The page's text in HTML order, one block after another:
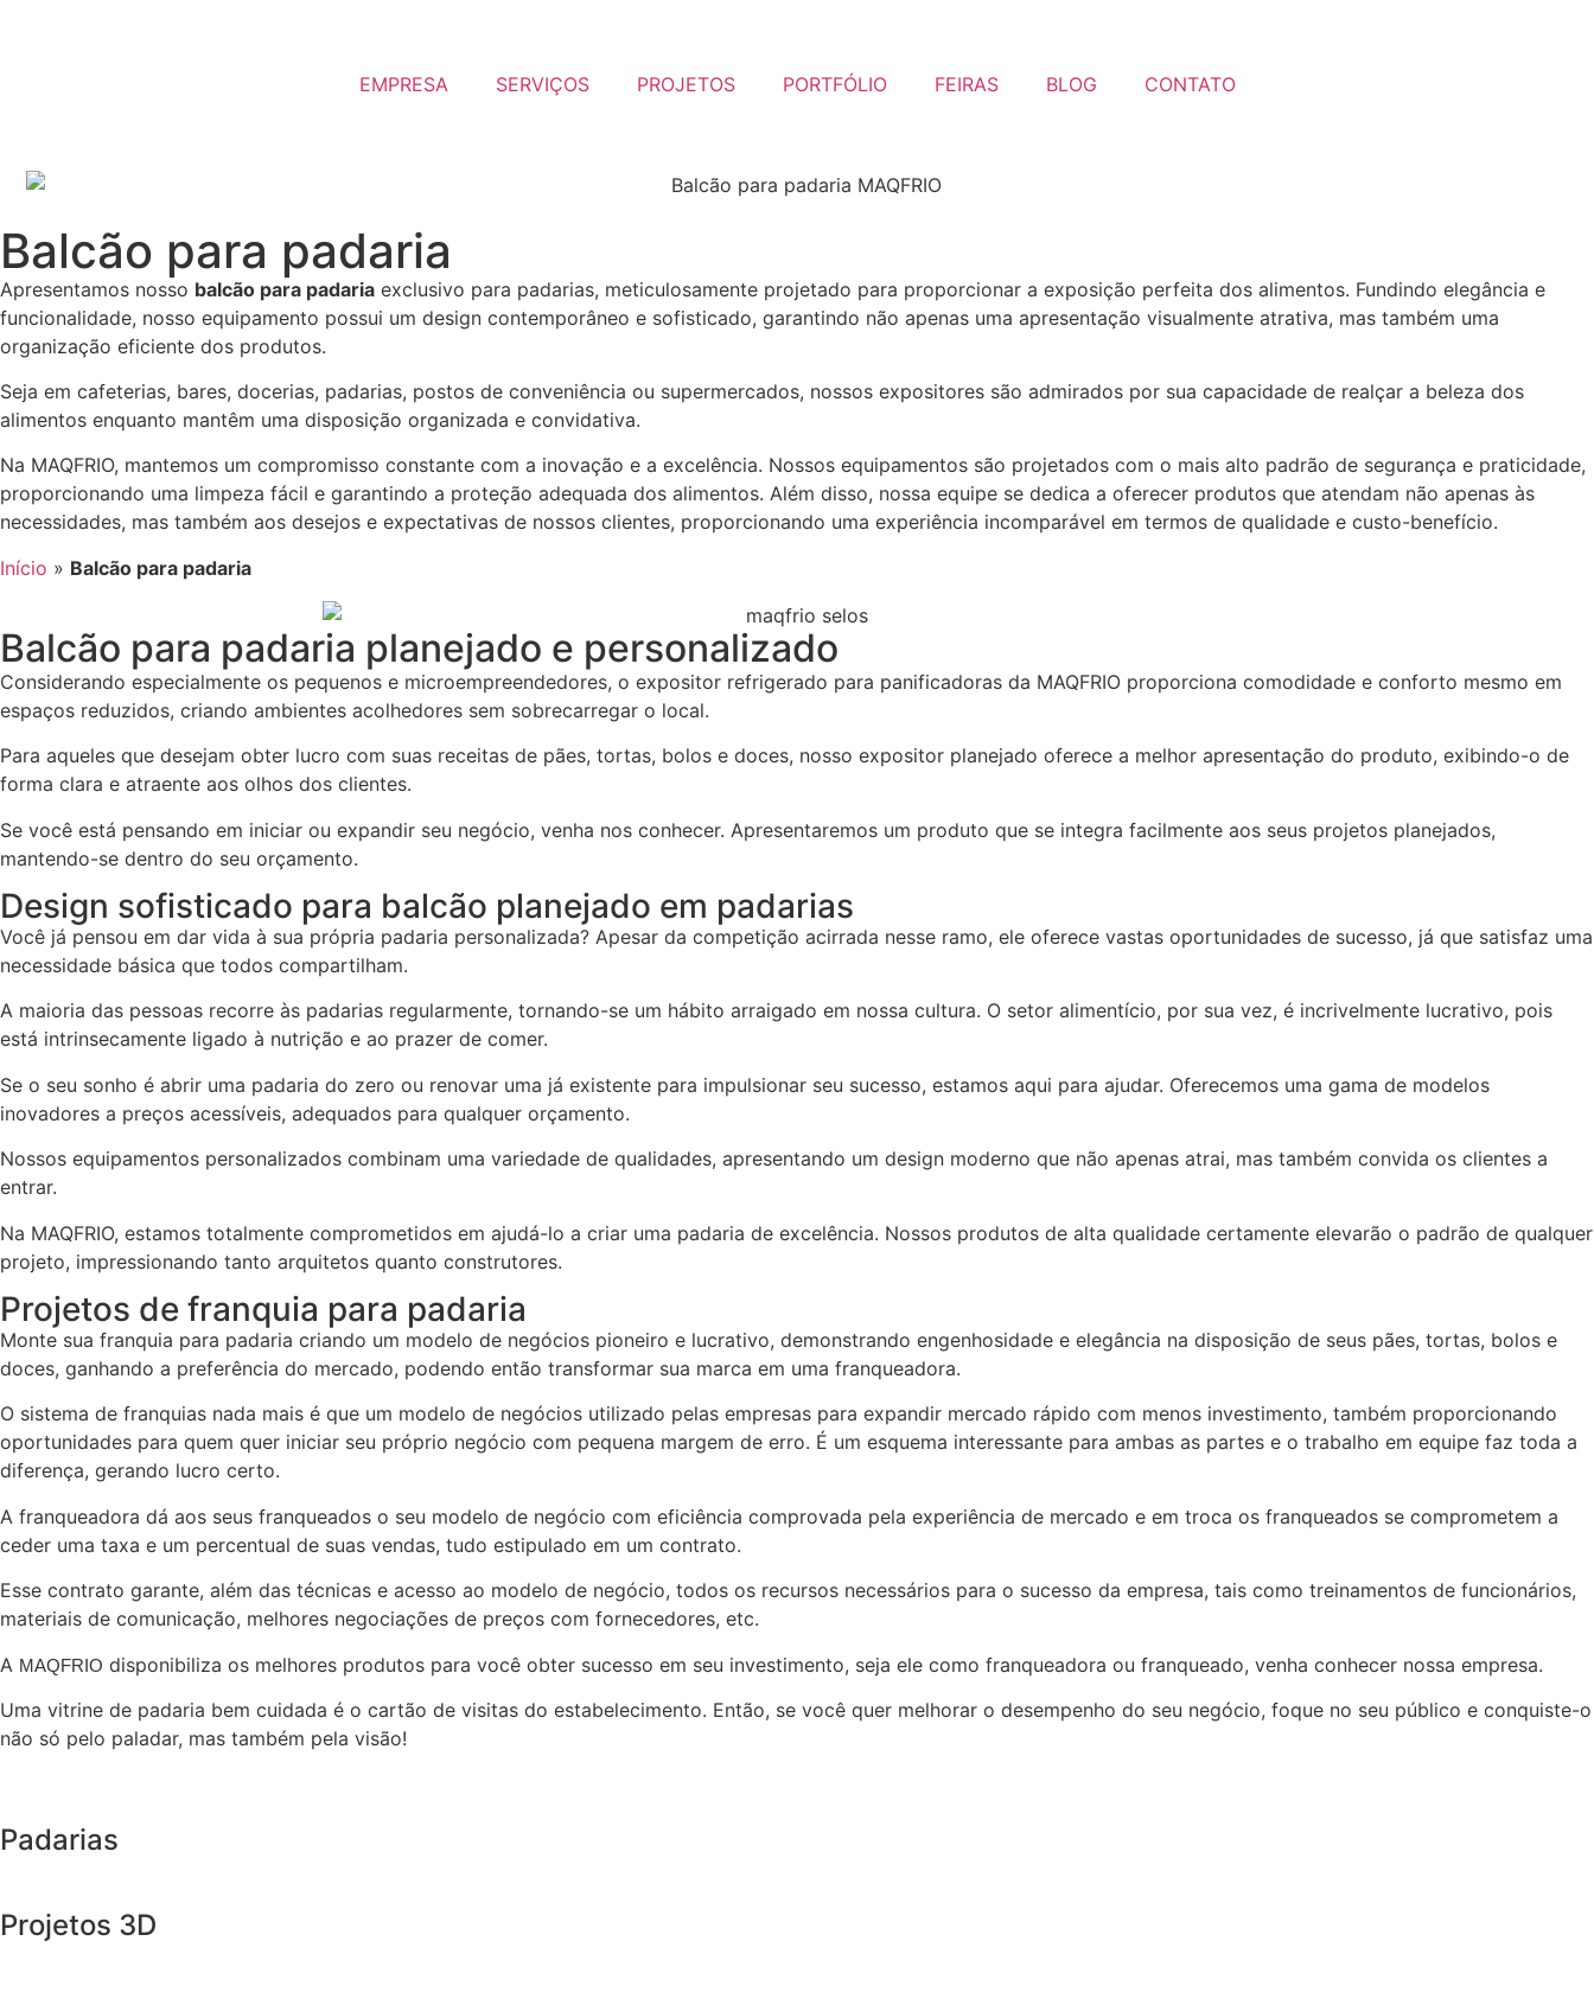
EMPRESA SERVIÇOS PROJETOS PORTFÓLIO FEIRAS BLOG CONTATO
Balcão para padaria
Apresentamos nosso balcão para padaria exclusivo para padarias, meticulosamente projetado para proporcionar a exposição perfeita dos alimentos. Fundindo elegância e
funcionalidade, nosso equipamento possui um design contemporâneo e sofisticado, garantindo não apenas uma apresentação visualmente atrativa, mas também uma
organização eficiente dos produtos.
Seja em cafeterias, bares, docerias, padarias, postos de conveniência ou supermercados, nossos expositores são admirados por sua capacidade de realçar a beleza dos
alimentos enquanto mantêm uma disposição organizada e convidativa.
Na MAQFRIO, mantemos um compromisso constante com a inovação e a excelência. Nossos equipamentos são projetados com o mais alto padrão de segurança e praticidade,
proporcionando uma limpeza fácil e garantindo a proteção adequada dos alimentos. Além disso, nossa equipe se dedica a oferecer produtos que atendam não apenas às
necessidades, mas também aos desejos e expectativas de nossos clientes, proporcionando uma experiência incomparável em termos de qualidade e custo-benefício.
Início » Balcão para padaria
Balcão para padaria planejado e personalizado
Considerando especialmente os pequenos e microempreendedores, o expositor refrigerado para panificadoras da MAQFRIO proporciona comodidade e conforto mesmo em
espaços reduzidos, criando ambientes acolhedores sem sobrecarregar o local.
Para aqueles que desejam obter lucro com suas receitas de pães, tortas, bolos e doces, nosso expositor planejado oferece a melhor apresentação do produto, exibindo-o de
forma clara e atraente aos olhos dos clientes.
Se você está pensando em iniciar ou expandir seu negócio, venha nos conhecer. Apresentaremos um produto que se integra facilmente aos seus projetos planejados,
mantendo-se dentro do seu orçamento.
Design sofisticado para balcão planejado em padarias
Você já pensou em dar vida à sua própria padaria personalizada? Apesar da competição acirrada nesse ramo, ele oferece vastas oportunidades de sucesso, já que satisfaz uma
necessidade básica que todos compartilham.
A maioria das pessoas recorre às padarias regularmente, tornando-se um hábito arraigado em nossa cultura. O setor alimentício, por sua vez, é incrivelmente lucrativo, pois
está intrinsecamente ligado à nutrição e ao prazer de comer.
Se o seu sonho é abrir uma padaria do zero ou renovar uma já existente para impulsionar seu sucesso, estamos aqui para ajudar. Oferecemos uma gama de modelos
inovadores a preços acessíveis, adequados para qualquer orçamento.
Nossos equipamentos personalizados combinam uma variedade de qualidades, apresentando um design moderno que não apenas atrai, mas também convida os clientes a
entrar.
Na MAQFRIO, estamos totalmente comprometidos em ajudá-lo a criar uma padaria de excelência. Nossos produtos de alta qualidade certamente elevarão o padrão de qualquer
projeto, impressionando tanto arquitetos quanto construtores.
Projetos de franquia para padaria
Monte sua franquia para padaria criando um modelo de negócios pioneiro e lucrativo, demonstrando engenhosidade e elegância na disposição de seus pães, tortas, bolos e
doces, ganhando a preferência do mercado, podendo então transformar sua marca em uma franqueadora.
O sistema de franquias nada mais é que um modelo de negócios utilizado pelas empresas para expandir mercado rápido com menos investimento, também proporcionando
oportunidades para quem quer iniciar seu próprio negócio com pequena margem de erro. É um esquema interessante para ambas as partes e o trabalho em equipe faz toda a
diferença, gerando lucro certo.
A franqueadora dá aos seus franqueados o seu modelo de negócio com eficiência comprovada pela experiência de mercado e em troca os franqueados se comprometem a
ceder uma taxa e um percentual de suas vendas, tudo estipulado em um contrato.
Esse contrato garante, além das técnicas e acesso ao modelo de negócio, todos os recursos necessários para o sucesso da empresa, tais como treinamentos de funcionários,
materiais de comunicação, melhores negociações de preços com fornecedores, etc.
A MAQFRIO disponibiliza os melhores produtos para você obter sucesso em seu investimento, seja ele como franqueadora ou franqueado, venha conhecer nossa empresa.
Uma vitrine de padaria bem cuidada é o cartão de visitas do estabelecimento. Então, se você quer melhorar o desempenho do seu negócio, foque no seu público e conquiste-o
não só pelo paladar, mas também pela visão!
Padarias
Projetos 3D